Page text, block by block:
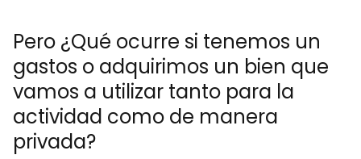
Pero ¿Qué ocurre si tenemos un
gastos o adquirimos un bien que
vamos a utilizar tanto para la
actividad como de manera
privada?